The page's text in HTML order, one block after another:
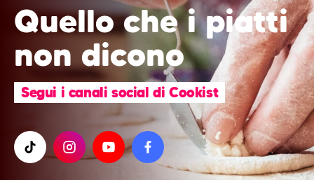
Quello che i piatti
non dicono
Segui i canali social di Cookist